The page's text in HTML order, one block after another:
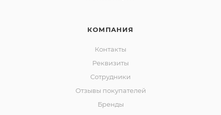
КОМПАНИЯ
Контакты
Реквизиты
Сотрудники
Отзывы покупателей
Бренды